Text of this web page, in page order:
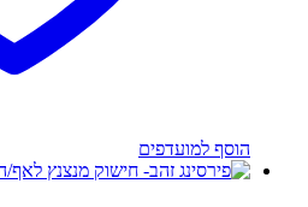
הוסף למועדפים